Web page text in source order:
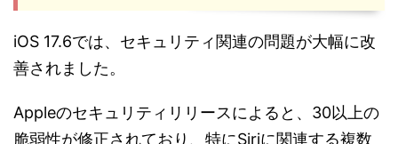
iOS 17.6では、セキュリティ関連の問題が大幅に改
善されました。
Appleのセキュリティリリースによると、30以上の
脆弱性が修正されており、特にSiriに関連する複数